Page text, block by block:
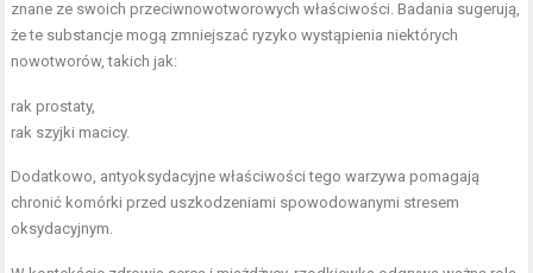
znane ze swoich przeciwnowotworowych właściwości. Badania sugerują,
że te substancje mogą zmniejszać ryzyko wystąpienia niektórych
nowotworów, takich jak:
rak prostaty,
rak szyjki macicy.
Dodatkowo, antyoksydacyjne właściwości tego warzywa pomagają
chronić komórki przed uszkodzeniami spowodowanymi stresem
oksydacyjnym.